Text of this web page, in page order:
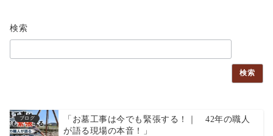
検索
検索
ブログ
「お墓工事は今でも緊張する！｜ 42年の職人
が語る現場の本音！」